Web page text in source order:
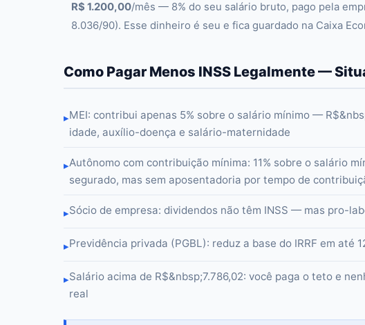
R$ 1.200,00/mês — 8% do seu salário bruto, pago pela
8.036/90). Esse dinheiro é seu e fica guardado na Caixa
Como Pagar Menos INSS Legalmente —
▸MEI: contribui apenas 5% sobre o salário mínimo —
idade, auxílio-doença e salário-maternidade
▸Autônomo com contribuição mínima: 11% sobre o salário
segurado, mas sem aposentadoria por tempo de
▸Sócio de empresa: dividendos não têm INSS — mas pro-
▸Previdência privada (PGBL): reduz a base do IRRF em até
▸Salário acima de R$&nbsp;7.786,02: você paga o teto e
real